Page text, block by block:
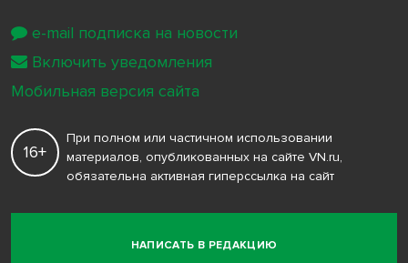
НАПИСАТЬ В РЕДАКЦИЮ
16+
При полном или частичном использовании
материалов, опубликованных на сайте VN.ru,
обязательна активная гиперссылка на сайт
e-mail подписка на новости
Включить уведомления
Мобильная версия сайта